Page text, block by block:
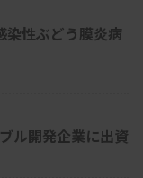
性ぶどう膜炎病
ル開発企業に出資